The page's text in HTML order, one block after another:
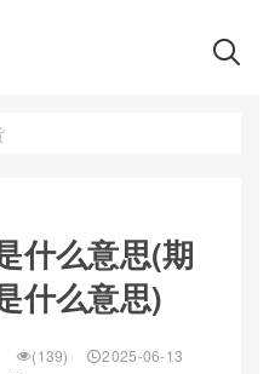
什么意思(期
什么意思)
(139)
2025-06-13